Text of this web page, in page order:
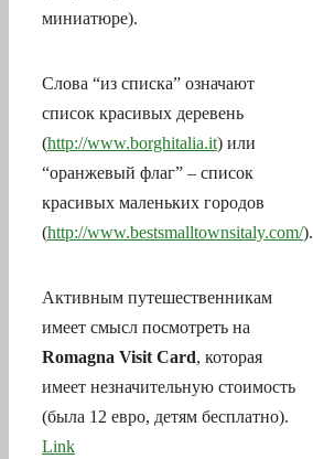
миниатюре).
Слова “из списка” означают
список красивых деревень
(http://www.borghitalia.it) или
“оранжевый флаг” – список
красивых маленьких городов
(http://www.bestsmalltownsitaly.com/).
Активным путешественникам
имеет смысл посмотреть на
Romagna Visit Card, которая
имеет незначительную стоимость
(была 12 евро, детям бесплатно).
Link